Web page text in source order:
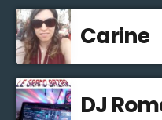
Carine
DJ